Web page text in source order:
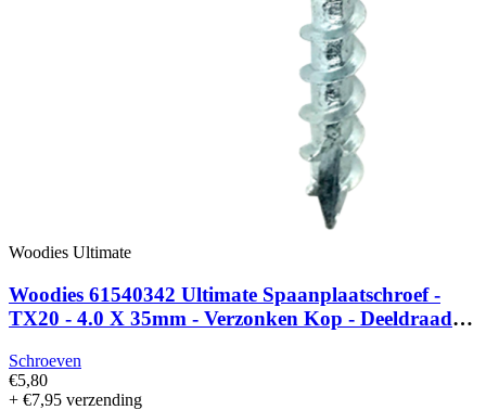
Woodies Ultimate
Woodies 61540342 Ultimate Spaanplaatschroef -
TX20 - 4.0 X 35mm - Verzonken Kop - Deeldraad -
Schroeven
€5,80
+ €7,95 verzending